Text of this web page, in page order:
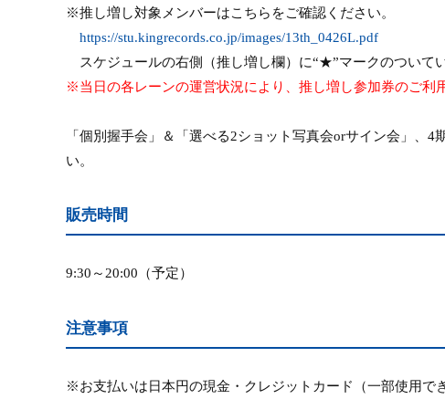
※推し増し対象メンバーはこちらをご確認ください。
https://stu.kingrecords.co.jp/images/13th_0426L.pdf
スケジュールの右側（推し増し欄）に“★”マークのついて
※当日の各レーンの運営状況により、推し増し参加券のご利
「個別握手会」＆「選べる2ショット写真会orサイン会」、 4
い。
販売時間
9:30 ～20:00 （予定）
注意事項
※お支払いは日本円の現金・クレジットカード（一部使用で